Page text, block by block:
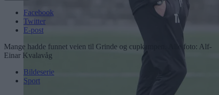
Facebook
Twitter
E-post
Mange hadde funnet veien til Grinde og cupkampen. Alle foto: Alf-
Einar Kvalavåg
Bildeserie
Sport